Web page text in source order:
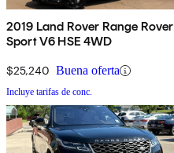
2019 Land Rover Range Rover
Sport V6 HSE 4WD
$25,240 Buena oferta
Incluye tarifas de conc.